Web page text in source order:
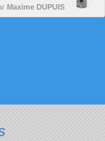
Maxime DUPUIS